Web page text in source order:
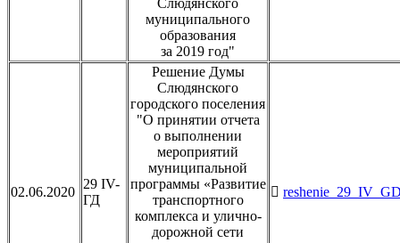
Слюдянского
муниципального
образования
за 2019 год"
02.06.2020
29 IV-
ГД
Решение Думы
Слюдянского
городского поселения
"О принятии отчета
о выполнении
мероприятий
муниципальной
программы «Развитие
транспортного
комплекса и улично-
дорожной сети